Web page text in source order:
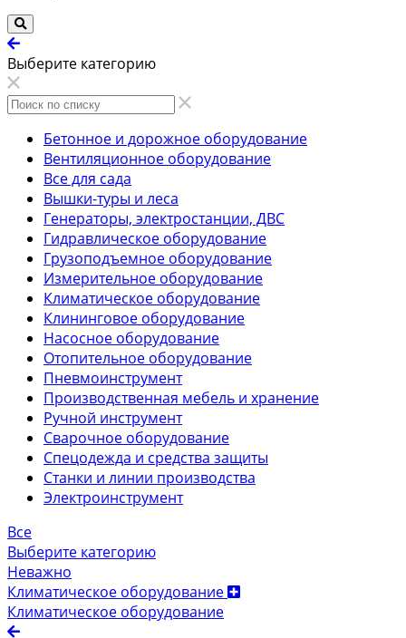
Выберите категорию
Бетонное и дорожное оборудование
Вентиляционное оборудование
Все для сада
Вышки-туры и леса
Генераторы, электростанции, ДВС
Гидравлическое оборудование
Грузоподъемное оборудование
Измерительное оборудование
Климатическое оборудование
Клининговое оборудование
Насосное оборудование
Отопительное оборудование
Пневмоинструмент
Производственная мебель и хранение
Ручной инструмент
Сварочное оборудование
Спецодежда и средства защиты
Станки и линии производства
Электроинструмент
Все
Выберите категорию
Неважно
Климатическое оборудование
Климатическое оборудование